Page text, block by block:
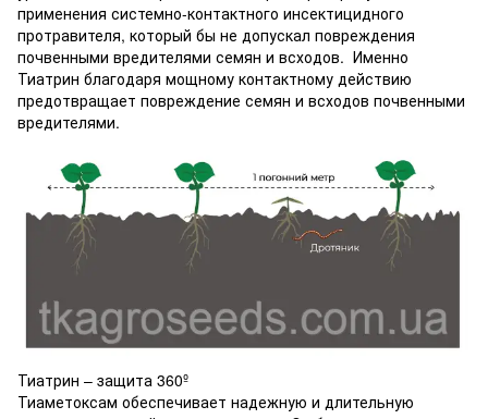
применения системно-контактного инсектицидного
протравителя, который бы не допускал повреждения
почвенными вредителями семян и всходов. Именно
Тиатрин благодаря мощному контактному действию
предотвращает повреждение семян и всходов почвенными
вредителями.
Тиатрин – защита 360º
Тиаметоксам обеспечивает надежную и длительную